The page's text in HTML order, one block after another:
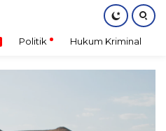
Politik Hukum Kriminal